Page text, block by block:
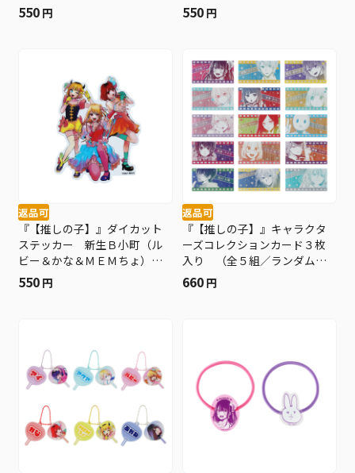
550 円 550 円
返品可
『【推しの子】』ダイカット
ステッカー 新生Ｂ小町（ル
ビー＆かな＆ＭＥＭちょ）
ＢＤ４
550 円
返品可
『【推しの子】』キャラクタ
ーズコレクションカード３枚
入り （全５組／ランダム１
組入り） ＢＤ４
660 円